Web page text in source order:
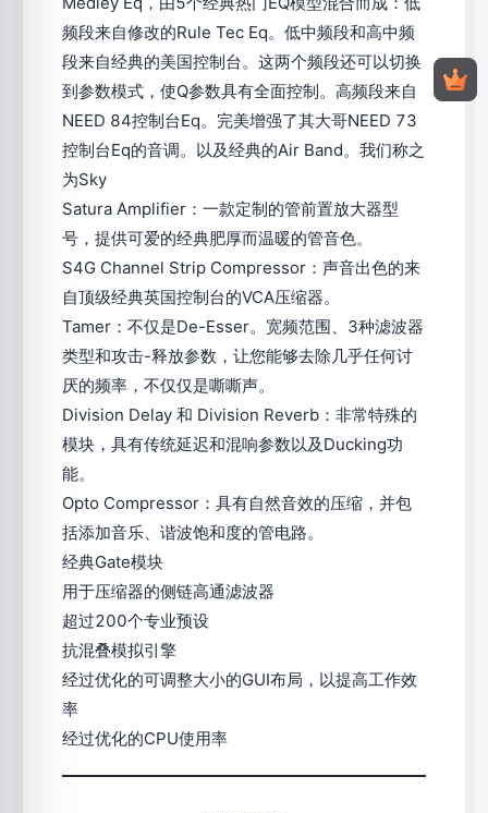
频段来自修改的Rule Tec Eq。低中频段和高中频
段来自经典的美国控制台。这两个频段还可以切换
到参数模式，使Q参数具有全面控制。高频段来自
NEED 84控制台Eq。完美增强了其大哥NEED 73
控制台Eq的音调。以及经典的Air Band。我们称之
为Sky
Satura Amplifier：一款定制的管前置放大器型
号，提供可爱的经典肥厚而温暖的管音色。
S4G Channel Strip Compressor：声音出色的来
自顶级经典英国控制台的VCA压缩器。
Tamer：不仅是De-Esser。宽频范围、3种滤波器
类型和攻击-释放参数，让您能够去除几乎任何讨
厌的频率，不仅仅是嘶嘶声。
Division Delay 和 Division Reverb：非常特殊的
模块，具有传统延迟和混响参数以及Ducking功
能。
Opto Compressor：具有自然音效的压缩，并包
括添加音乐、谐波饱和度的管电路。
经典Gate模块
用于压缩器的侧链高通滤波器
超过200个专业预设
抗混叠模拟引擎
经过优化的可调整大小的GUI布局，以提高工作效
率
经过优化的CPU使用率